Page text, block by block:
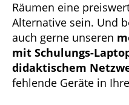
Räumen eine
Alternative sein. Und
auch gerne unseren
mit Schulungs-
didaktischem
fehlende Geräte in